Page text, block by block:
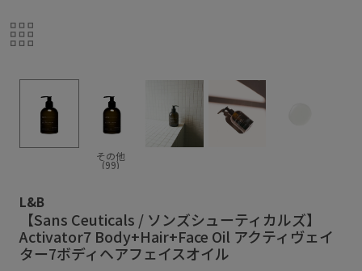
その他
(99)
L&B
【Sans Ceuticals / ソンズシューティカルズ】
Activator7 Body+Hair+Face Oil アクティヴェイ
ター7ボディヘアフェイスオイル